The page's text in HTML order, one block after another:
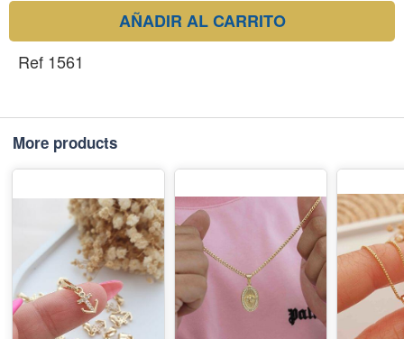
AÑADIR AL CARRITO
Ref 1561
More products